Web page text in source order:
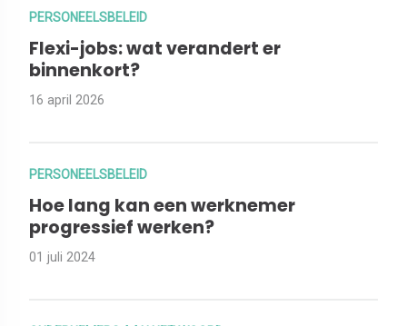
PERSONEELSBELEID
Flexi-jobs: wat verandert er
binnenkort?
16 april 2026
PERSONEELSBELEID
Hoe lang kan een werknemer
progressief werken?
01 juli 2024